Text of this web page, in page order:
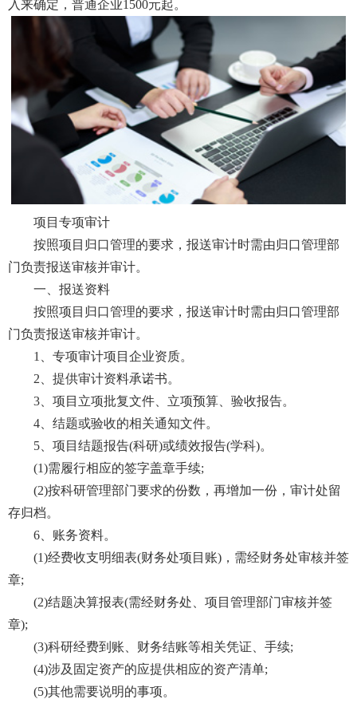
入来确定，普通企业1500元起。
项目专项审计
按照项目归口管理的要求，报送审计时需由归口管理部
门负责报送审核并审计。
一、报送资料
按照项目归口管理的要求，报送审计时需由归口管理部
门负责报送审核并审计。
1、专项审计项目企业资质。
2、提供审计资料承诺书。
3、项目立项批复文件、立项预算、验收报告。
4、结题或验收的相关通知文件。
5、项目结题报告(科研)或绩效报告(学科)。
(1)需履行相应的签字盖章手续;
(2)按科研管理部门要求的份数，再增加一份，审计处留
存归档。
6、账务资料。
(1)经费收支明细表(财务处项目账)，需经财务处审核并签
章;
(2)结题决算报表(需经财务处、项目管理部门审核并签
章);
(3)科研经费到账、财务结账等相关凭证、手续;
(4)涉及固定资产的应提供相应的资产清单;
(5)其他需要说明的事项。